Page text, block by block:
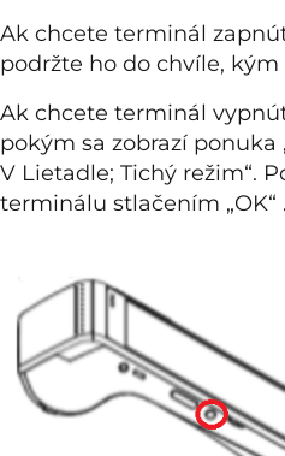
Ak chcete terminál
podržte ho do chvíle, kým
Ak chcete terminál
pokým sa zobrazí ponuka
V Lietadle; Tichý režim“.
terminálu stlačením „OK“ .